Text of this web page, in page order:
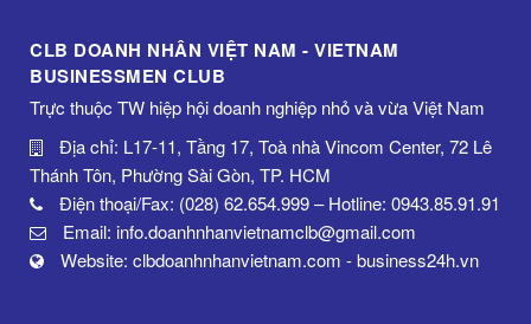
CLB DOANH NHÂN VIỆT NAM - VIETNAM
BUSINESSMEN CLUB
Trực thuộc TW hiệp hội doanh nghiệp nhỏ và vừa Việt Nam
Địa chỉ: L17-11, Tầng 17, Toà nhà Vincom Center, 72 Lê
Thánh Tôn, Phường Sài Gòn, TP. HCM
Điện thoại/Fax: (028) 62.654.999 – Hotline: 0943.85.91.91
Email: info.doanhnhanvietnamclb@gmail.com
Website: clbdoanhnhanvietnam.com - business24h.vn